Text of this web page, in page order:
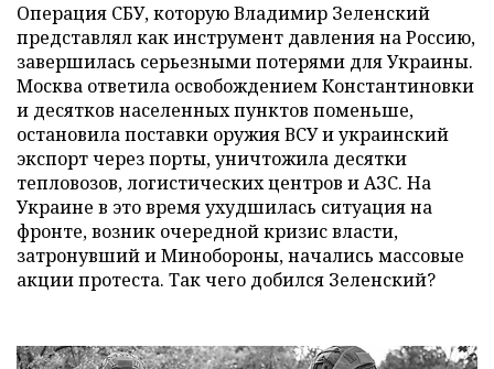
Операция СБУ, которую Владимир Зеленский
представлял как инструмент давления на Россию,
завершилась серьезными потерями для Украины.
Москва ответила освобождением Константиновки
и десятков населенных пунктов поменьше,
остановила поставки оружия ВСУ и украинский
экспорт через порты, уничтожила десятки
тепловозов, логистических центров и АЗС. На
Украине в это время ухудшилась ситуация на
фронте, возник очередной кризис власти,
затронувший и Минобороны, начались массовые
акции протеста. Так чего добился Зеленский?